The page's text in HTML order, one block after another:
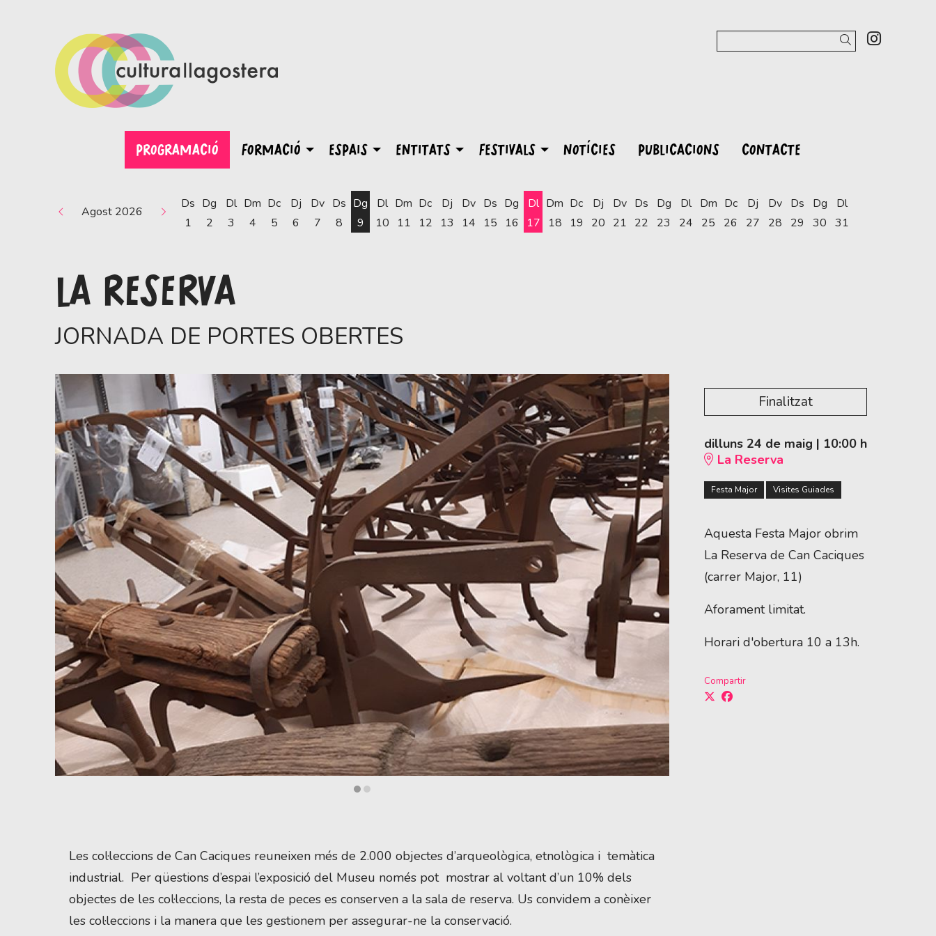
Link a
Cercar
PROGRAMACIÓ FORMACIÓ ESPAIS ENTITATS FESTIVALS NOTÍCIES PUBLICACIONS CONTACTE
Agost 2026
Ds
1
Dg
2
Dl
3
Dm
4
Dc
5
Dj
6
Dv
7
Ds
8
Dg
9
Dl
10
Dm
11
Dc
12
Dj
13
Dv
14
Ds
15
Dg
16
Dl
17
Dm
18
Dc
19
Dj
20
Dv
21
Ds
22
Dg
23
Dl
24
Dm
25
Dc
26
Dj
27
Dv
28
Ds
29
Dg
30
Dl
31
LA RESERVA
JORNADA DE PORTES OBERTES
Finalitzat
dilluns 24 de maig | 10:00 h
La Reserva
Festa Major Visites Guiades
Aquesta Festa Major obrim
La Reserva de Can Caciques
(carrer Major, 11)
Aforament limitat.
Horari d'obertura 10 a 13h.
Compartir
Les col·leccions de Can Caciques reuneixen més de 2.000 objectes d’arqueològica, etnològica i temàtica
industrial. Per qüestions d’espai l’exposició del Museu només pot mostrar al voltant d’un 10% dels
objectes de les col·leccions, la resta de peces es conserven a la sala de reserva. Us convidem a conèixer
les col·leccions i la manera que les gestionem per assegurar-ne la conservació.